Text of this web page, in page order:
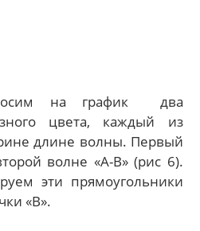
на график два
цвета, каждый из
длине волны. Первый
волне «А-В» (рис 6).
эти прямоугольники
«В».